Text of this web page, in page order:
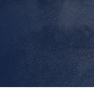
Jämför er mot
Här hittar du